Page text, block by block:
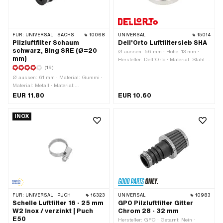
FÜR: UNIVERSAL · SACHS 10068
Pilzluftfilter Schaum
schwarz, Bing SRE (Ø=20
mm)
(19)
Ø aussen: 61 mm · Material: Gummi ·
Material: Metall · Material:
Schaumstoff · Farbe: Chrom · Farbe:
Befestigungsart: Bride ·
Länge Filterteil: 40 mm · Ø Anschluss
innen: 20 mm · Anwendungsbereich:
Tuning · Getarnt: Nein
EUR 11.80
UNIVERSAL 15014
Dell'Orto Luftfiltersieb SHA
Ø aussen: 56 mm · Höhe: 13 mm ·
Hersteller: Dell'Orto · Material: Stahl ·
EUR 10.60
INOX
FÜR: UNIVERSAL · PUCH 16323
Schelle Luftfilter 16 - 25 mm
W2 Inox / verzinkt | Puch
E50
UNIVERSAL 10983
GPO Pilzluftfilter Gitter
Chrom 28 - 32 mm
Hersteller: GPO · Getarnt: Nein ·